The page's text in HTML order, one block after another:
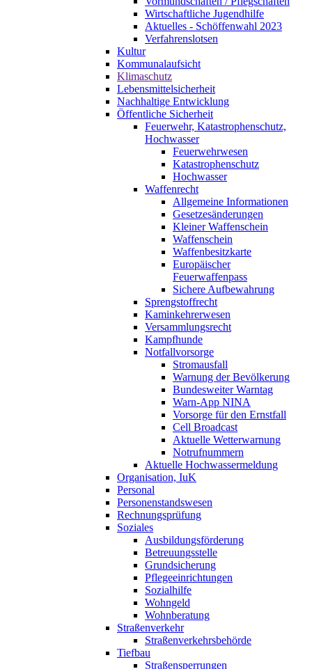
Wirtschaftliche Jugendhilfe
Aktuelles - Schöffenwahl 2023
Verfahrenslotsen
Kultur
Kommunalaufsicht
Klimaschutz
Lebensmittelsicherheit
Nachhaltige Entwicklung
Öffentliche Sicherheit
Feuerwehr, Katastrophenschutz,
Hochwasser
Feuerwehrwesen
Katastrophenschutz
Hochwasser
Waffenrecht
Allgemeine Informationen
Gesetzesänderungen
Kleiner Waffenschein
Waffenschein
Waffenbesitzkarte
Europäischer
Feuerwaffenpass
Sichere Aufbewahrung
Sprengstoffrecht
Kaminkehrerwesen
Versammlungsrecht
Kampfhunde
Notfallvorsorge
Stromausfall
Warnung der Bevölkerung
Bundesweiter Warntag
Warn-App NINA
Vorsorge für den Ernstfall
Cell Broadcast
Aktuelle Wetterwarnung
Notrufnummern
Aktuelle Hochwassermeldung
Organisation, IuK
Personal
Personenstandswesen
Rechnungsprüfung
Soziales
Ausbildungsförderung
Betreuungsstelle
Grundsicherung
Pflegeeinrichtungen
Sozialhilfe
Wohngeld
Wohnberatung
Straßenverkehr
Straßenverkehrsbehörde
Tiefbau
Straßensperrungen